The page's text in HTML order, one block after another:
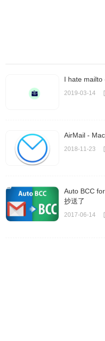
I hate mailto
2019-03-14
AirMail -
2018-11-23
Auto BCC
抄送了
2017-06-14